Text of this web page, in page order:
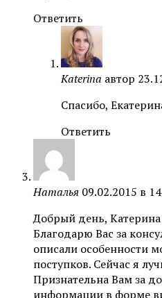
Ответить
Katerina автор
Спасибо,
Ответить
Наталья 09.02.2015 в
Добрый день,
Благодарю Вас за
описали особенности
поступков. Сейчас я
Признательна Вам за
информации в форме